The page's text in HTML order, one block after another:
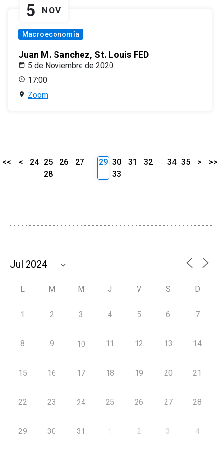
5 NOV
Macroeconomía
Juan M. Sanchez, St. Louis FED
5 de Noviembre de 2020
17:00
Zoom
<< < 24 25 26
27
28
29 30 31
32
33
34 35 > >>
L M M J V S D
1 2 3 4 5 6 7
8 9 10 11 12 13 14
15 16 17 18 19 20 21
22 23 24 25 26 27 28
29 30 31 1 2 3 4